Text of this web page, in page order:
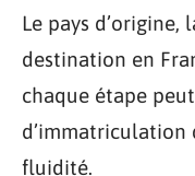
Le pays
destination en
chaque étape
d’immatriculation
fluidité.